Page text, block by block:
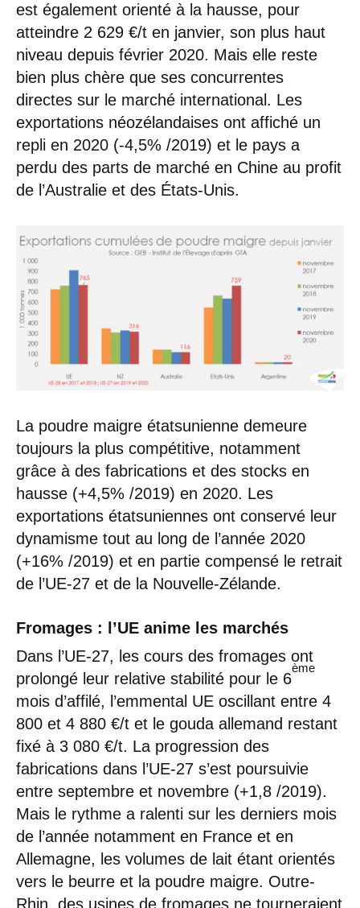
est également orienté à la hausse, pour
atteindre 2 629 €/t en janvier, son plus haut
niveau depuis février 2020. Mais elle reste
bien plus chère que ses concurrentes
directes sur le marché international. Les
exportations néozélandaises ont affiché un
repli en 2020 (-4,5% /2019) et le pays a
perdu des parts de marché en Chine au profit
de l’Australie et des États-Unis.
La poudre maigre étatsunienne demeure
toujours la plus compétitive, notamment
grâce à des fabrications et des stocks en
hausse (+4,5% /2019) en 2020. Les
exportations étatsuniennes ont conservé leur
dynamisme tout au long de l’année 2020
(+16% /2019) et en partie compensé le retrait
de l’UE-27 et de la Nouvelle-Zélande.
Fromages : l’UE anime les marchés
Dans l’UE-27, les cours des fromages ont
prolongé leur relative stabilité pour le 6
ème
mois d’affilé, l’emmental UE oscillant entre 4
800 et 4 880 €/t et le gouda allemand restant
fixé à 3 080 €/t. La progression des
fabrications dans l’UE-27 s’est poursuivie
entre septembre et novembre (+1,8 /2019).
Mais le rythme a ralenti sur les derniers mois
de l’année notamment en France et en
Allemagne, les volumes de lait étant orientés
vers le beurre et la poudre maigre. Outre-
Rhin, des usines de fromages ne tourneraient